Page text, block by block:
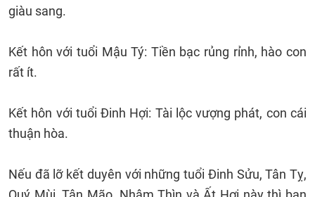
giàu sang.
Kết hôn với tuổi Mậu Tý: Tiền bạc rủng rỉnh, hào con
rất ít.
Kết hôn với tuổi Đinh Hợi: Tài lộc vượng phát, con cái
thuận hòa.
Nếu đã lỡ kết duyên với những tuổi Đinh Sửu, Tân Tỵ,